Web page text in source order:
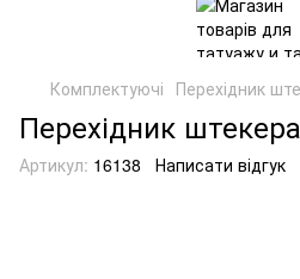
Комплектуючі Перехідник
Перехідник
Артикул: 16138 Написати відгук